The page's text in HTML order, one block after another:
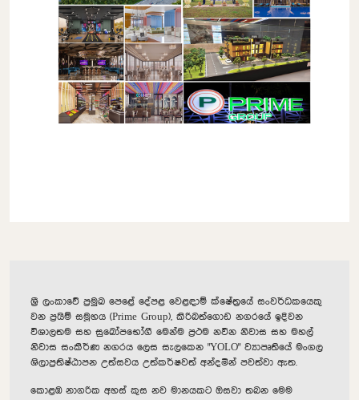
ශ්‍රී ලංකාවේ ප්‍රමුඛ පෙළේ දේපළ වෙළඳාම් ක්ෂේත්‍රයේ සංවර්ධකයෙකු
වන ප්‍රයිම් සමූහය (Prime Group), කිරිබත්ගොඩ නගරයේ ඉදිවන
විශාලතම සහ සුඛෝපභෝගී මෙන්ම ප්‍රථම නවීන නිවාස සහ මහල්
නිවාස සංකීර්ණ නගරය ලෙස සැලකෙන "YOLO" ව්‍යාපෘතියේ මංගල
ශිලාප්‍රතිෂ්ඨාපන උත්සවය උත්කර්ෂවත් අන්දමින් පවත්වා ඇත.
කොළඹ නාගරික අහස් කුස නව මානයකට ඔසවා තබන මෙම